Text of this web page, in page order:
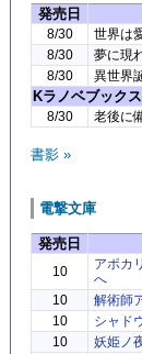
発売日
8/30 世界は
8/30
夢に現
8/30
異世界
Kラノベブックス
8/30 老後に
書影 »
電撃文庫
発売日
10
アポカ
へ
10
解術師
10
シャド
10
妖姫ノ